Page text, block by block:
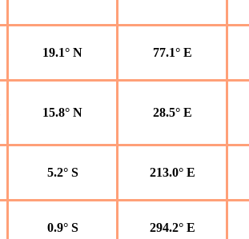
19.1° N 77.1° E
15.8° N 28.5° E
5.2° S 213.0° E
0.9° S 294.2° E